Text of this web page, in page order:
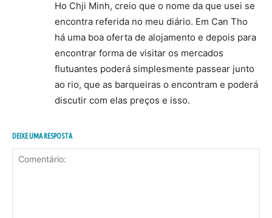
Ho Chji Minh, creio que o nome da que usei se
encontra referida no meu diário. Em Can Tho
há uma boa oferta de alojamento e depois para
encontrar forma de visitar os mercados
flutuantes poderá simplesmente passear junto
ao rio, que as barqueiras o encontram e poderá
discutir com elas preços e isso.
DEIXE UMA RESPOSTA